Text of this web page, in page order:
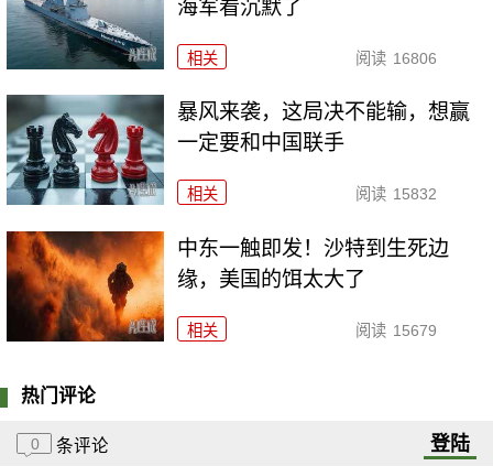
海军看沉默了
相关 阅读 16806
暴风来袭，这局决不能输，想赢
一定要和中国联手
相关 阅读 15832
中东一触即发！沙特到生死边
缘，美国的饵太大了
相关 阅读 15679
热门评论
0 条评论 登陆